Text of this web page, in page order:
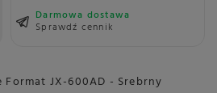
Darmowa dostawa
Sprawdź cennik
JX-600AD - Srebrny